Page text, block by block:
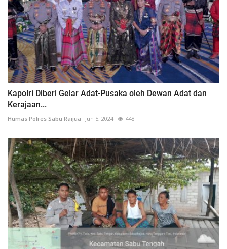
Kapolri Diberi Gelar Adat-Pusaka oleh Dewan Adat dan
Kerajaan...
Humas Polres Sabu Raijua Jun 5, 2024 448